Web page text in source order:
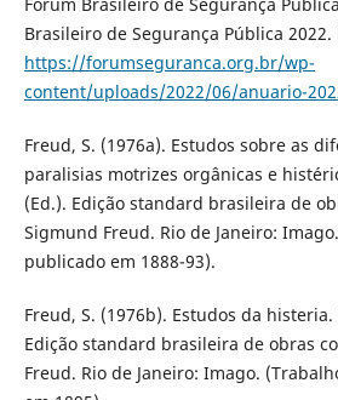
Fórum Brasileiro de Segurança
Brasileiro de Segurança Pública
https://forumseguranca.org.br/wp-
content/uploads/2022/06/anuario-
Freud, S. (1976a). Estudos sobre as
paralisias motrizes orgânicas e
(Ed.). Edição standard brasileira de
Sigmund Freud. Rio de Janeiro:
publicado em 1888-93).
Freud, S. (1976b). Estudos da histeria.
Edição standard brasileira de obras
Freud. Rio de Janeiro: Imago.